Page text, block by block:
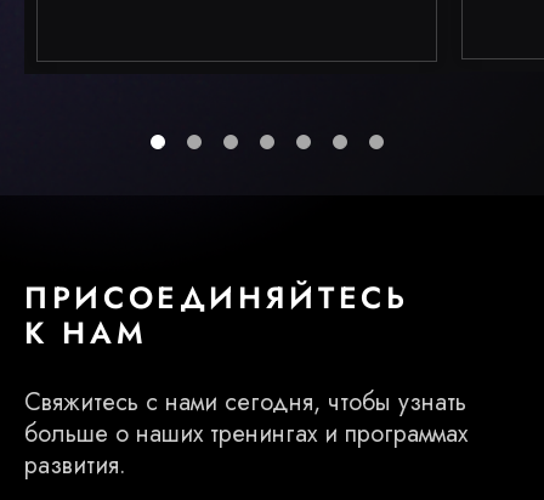
ПРИСОЕДИНЯЙТЕСЬ
К НАМ
Свяжитесь с нами сегодня, чтобы узнать
больше о наших тренингах и программах
развития.